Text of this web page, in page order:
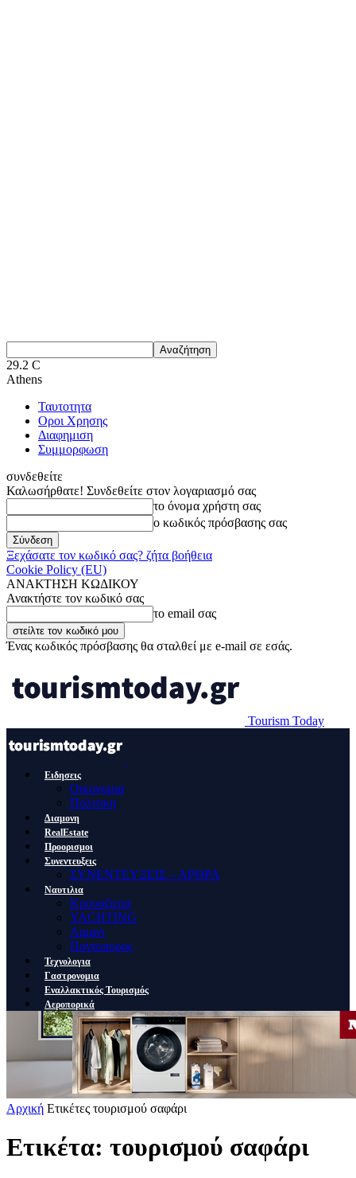
29.2 C
Athens
Ταυτοτητα
Οροι Χρησης
Διαφημιση
Συμμορφωση
συνδεθείτε
Καλωσήρθατε! Συνδεθείτε στον λογαριασμό σας
το όνομα χρήστη σας
ο κωδικός πρόσβασης σας
Ξεχάσατε τον κωδικό σας? ζήτα βοήθεια
Cookie Policy (EU)
ΑΝΑΚΤΗΣΗ ΚΩΔΙΚΟΥ
Ανακτήστε τον κωδικό σας
το email σας
Ένας κωδικός πρόσβασης θα σταλθεί με e-mail σε εσάς.
Tourism Today
Ειδησεις
Οικονομια
Πολιτικη
Διαμονη
RealEstate
Προορισμοι
Συνεντευξεις
ΣΥΝΕΝΤΕΥΞΕΙΣ – ΑΡΘΡΑ
Ναυτιλια
Κρουαζιερα
YACHTING
Λιμανι
Ποντοπορος
Τεχνολογια
Γαστρονομια
Εναλλακτικός Τουρισμός
Αεροπορικά
Αρχική Ετικέτες τουρισμού σαφάρι
Ετικέτα: τουρισμού σαφάρι